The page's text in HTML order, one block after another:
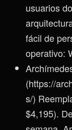
usuarios
fácil de
operativo:
(https://
s/)
$4,195).